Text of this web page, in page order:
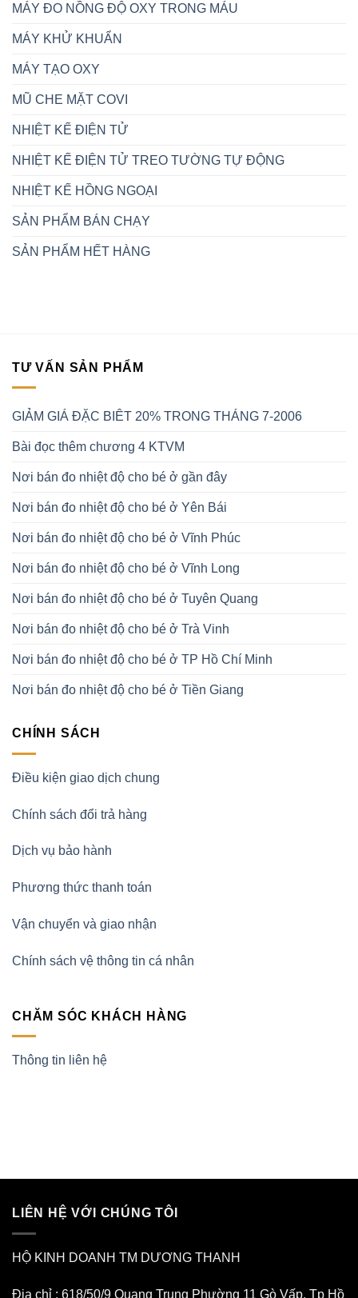
MÁY ĐO NỒNG ĐỘ OXY TRONG MÁU
MÁY KHỬ KHUẨN
MÁY TẠO OXY
MŨ CHE MẶT COVI
NHIỆT KẾ ĐIỆN TỬ
NHIỆT KẾ ĐIỆN TỬ TREO TƯỜNG TỰ ĐỘNG
NHIỆT KẾ HỒNG NGOẠI
SẢN PHẨM BÁN CHẠY
SẢN PHẨM HẾT HÀNG
TƯ VẤN SẢN PHẨM
GIẢM GIÁ ĐẶC BIÊT 20% TRONG THÁNG 7-2006
Bài đọc thêm chương 4 KTVM
Nơi bán đo nhiệt độ cho bé ở gần đây
Nơi bán đo nhiệt độ cho bé ở Yên Bái
Nơi bán đo nhiệt độ cho bé ở Vĩnh Phúc
Nơi bán đo nhiệt độ cho bé ở Vĩnh Long
Nơi bán đo nhiệt độ cho bé ở Tuyên Quang
Nơi bán đo nhiệt độ cho bé ở Trà Vinh
Nơi bán đo nhiệt độ cho bé ở TP Hồ Chí Minh
Nơi bán đo nhiệt độ cho bé ở Tiền Giang
CHÍNH SÁCH
Điều kiện giao dịch chung
Chính sách đổi trả hàng
Dịch vụ bảo hành
Phương thức thanh toán
Vận chuyển và giao nhận
Chính sách vệ thông tin cá nhân
CHĂM SÓC KHÁCH HÀNG
Thông tin liên hệ
LIÊN HỆ VỚI CHÚNG TÔI
HỘ KINH DOANH TM DƯƠNG THANH
Địa chỉ : 618/50/9 Quang Trung Phường 11 Gò Vấp. Tp Hồ